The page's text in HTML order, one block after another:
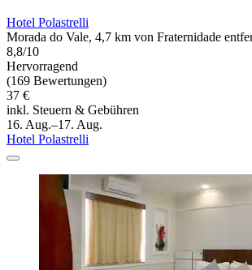
Hotel Polastrelli
Morada do Vale, 4,7 km von Fraternidade
8,8/10
Hervorragend
(169 Bewertungen)
37 €
inkl. Steuern & Gebühren
16. Aug.–17. Aug.
Hotel Polastrelli